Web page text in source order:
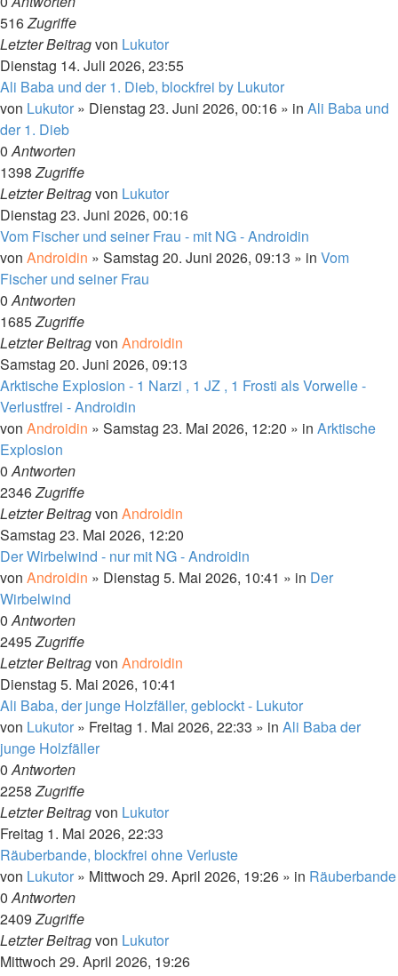
516Zugriffe
Letzter Beitragvon Lukutor
Dienstag 14. Juli 2026, 23:55
Ali Baba und der 1. Dieb, blockfrei by Lukutor
von Lukutor » Dienstag 23. Juni 2026, 00:16 » in Ali Baba und
der 1. Dieb
0Antworten
1398Zugriffe
Letzter Beitragvon Lukutor
Dienstag 23. Juni 2026, 00:16
Vom Fischer und seiner Frau - mit NG - Androidin
von Androidin » Samstag 20. Juni 2026, 09:13 » in Vom
Fischer und seiner Frau
0Antworten
1685Zugriffe
Letzter Beitragvon Androidin
Samstag 20. Juni 2026, 09:13
Arktische Explosion - 1 Narzi , 1 JZ , 1 Frosti als Vorwelle -
Verlustfrei - Androidin
von Androidin » Samstag 23. Mai 2026, 12:20 » in Arktische
Explosion
0Antworten
2346Zugriffe
Letzter Beitragvon Androidin
Samstag 23. Mai 2026, 12:20
Der Wirbelwind - nur mit NG - Androidin
von Androidin » Dienstag 5. Mai 2026, 10:41 » in Der
Wirbelwind
0Antworten
2495Zugriffe
Letzter Beitragvon Androidin
Dienstag 5. Mai 2026, 10:41
Ali Baba, der junge Holzfäller, geblockt - Lukutor
von Lukutor » Freitag 1. Mai 2026, 22:33 » in Ali Baba der
junge Holzfäller
0Antworten
2258Zugriffe
Letzter Beitragvon Lukutor
Freitag 1. Mai 2026, 22:33
Räuberbande, blockfrei ohne Verluste
von Lukutor » Mittwoch 29. April 2026, 19:26 » in Räuberbande
0Antworten
2409Zugriffe
Letzter Beitragvon Lukutor
Mittwoch 29. April 2026, 19:26